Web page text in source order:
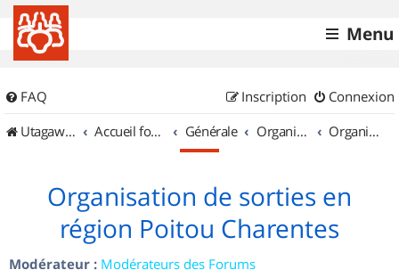
Menu
FAQ Connexion
Inscription
UtagawaVTT (Randos VTT et VTTAE avec traces GPS)
Accueil forum Générale Organisation de sorties & Recherche de partenaires Organisation de sorties en région Poitou Charentes
Organisation de sorties en
région Poitou Charentes
Modérateur : Modérateurs des Forums